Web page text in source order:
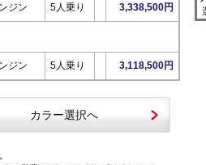
ジン 5人乗り 3,338,500円
ジン 5人乗り 3,118,500円
カラー選択へ